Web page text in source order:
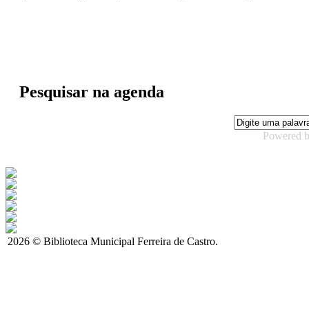
Pesquisar na agenda
Powered
2026 © Biblioteca Municipal Ferreira de Castro.